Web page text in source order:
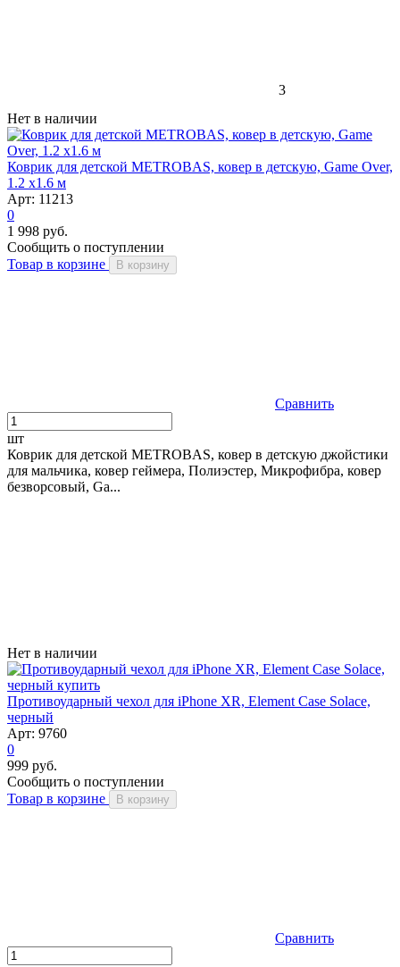
3
Нет в наличии
Коврик для детской METROBAS, ковер в детскую, Game Over,
1.2 x1.6 м
Арт: 11213
0
1 998 руб.
Сообщить о поступлении
Товар в корзине
В корзину
Сравнить
шт
Коврик для детской METROBAS, ковер в детскую джойстики
для мальчика, ковер геймера, Полиэстер, Микрофибра, ковер
безворсовый, Ga...
Нет в наличии
Противоударный чехол для iPhone XR, Element Case Solace,
черный
Арт: 9760
0
999 руб.
Сообщить о поступлении
Товар в корзине
В корзину
Сравнить